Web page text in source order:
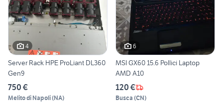
4
Server Rack HPE ProLiant DL360
Gen9
750 €
Melito di Napoli(NA)
6
MSI GX60 15.6 Pollici Laptop
AMD A10
120 €
Busca (CN)